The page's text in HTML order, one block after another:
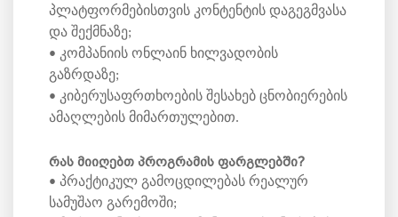
პლატფორმებისთვის კონტენტის დაგეგმვასა
და შექმნაზე;
• კომპანიის ონლაინ ხილვადობის
გაზრდაზე;
• კიბერუსაფრთხოების შესახებ ცნობიერების
ამაღლების მიმართულებით.
რას მიიღებთ პროგრამის ფარგლებში?
• პრაქტიკულ გამოცდილებას რეალურ
სამუშაო გარემოში;